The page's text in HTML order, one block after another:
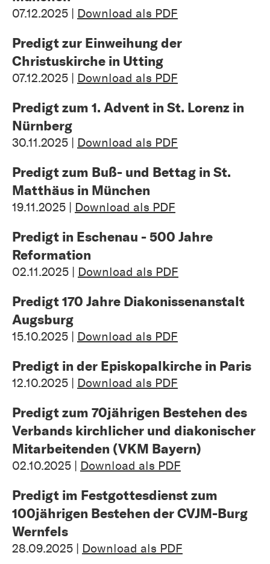
07.12.2025 | Download als PDF
Predigt zur Einweihung der
Christuskirche in Utting
07.12.2025 | Download als PDF
Predigt zum 1. Advent in St. Lorenz in
Nürnberg
30.11.2025 | Download als PDF
Predigt zum Buß- und Bettag in St.
Matthäus in München
19.11.2025 | Download als PDF
Predigt in Eschenau - 500 Jahre
Reformation
02.11.2025 | Download als PDF
Predigt 170 Jahre Diakonissenanstalt
Augsburg
15.10.2025 | Download als PDF
Predigt in der Episkopalkirche in Paris
12.10.2025 | Download als PDF
Predigt zum 70jährigen Bestehen des
Verbands kirchlicher und diakonischer
Mitarbeitenden (VKM Bayern)
02.10.2025 | Download als PDF
Predigt im Festgottesdienst zum
100jährigen Bestehen der CVJM-Burg
Wernfels
28.09.2025 | Download als PDF